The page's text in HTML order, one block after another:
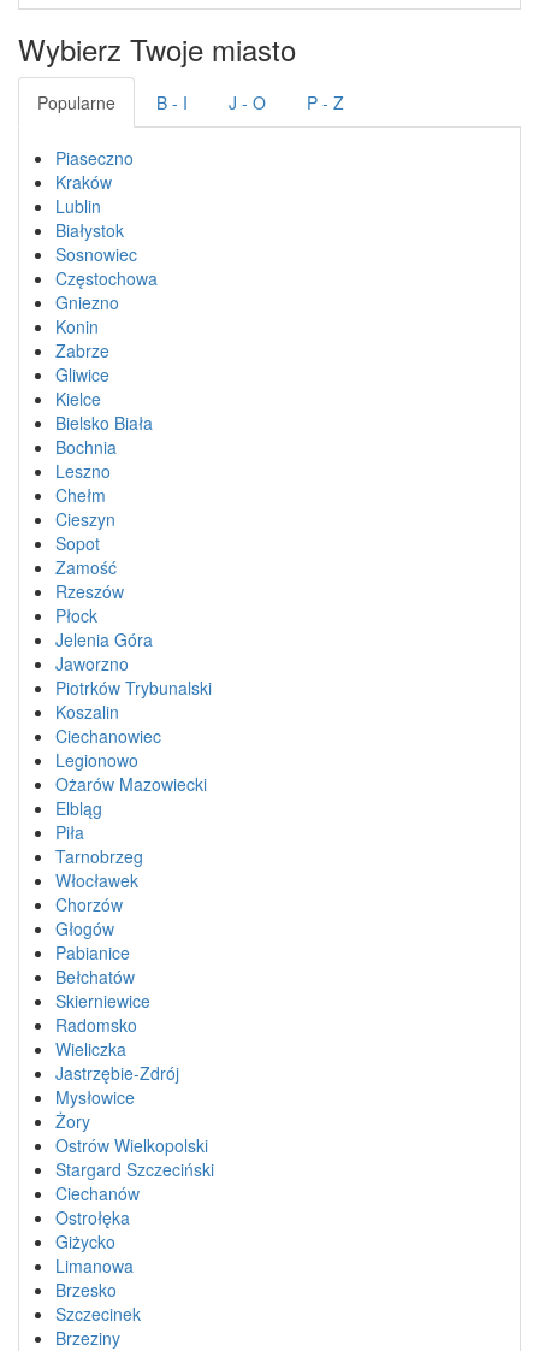
Wybierz Twoje miasto
Popularne B - I J - O P - Z
Piaseczno
Kraków
Lublin
Białystok
Sosnowiec
Częstochowa
Gniezno
Konin
Zabrze
Gliwice
Kielce
Bielsko Biała
Bochnia
Leszno
Chełm
Cieszyn
Sopot
Zamość
Rzeszów
Płock
Jelenia Góra
Jaworzno
Piotrków Trybunalski
Koszalin
Ciechanowiec
Legionowo
Ożarów Mazowiecki
Elbląg
Piła
Tarnobrzeg
Włocławek
Chorzów
Głogów
Pabianice
Bełchatów
Skierniewice
Radomsko
Wieliczka
Jastrzębie-Zdrój
Mysłowice
Żory
Ostrów Wielkopolski
Stargard Szczeciński
Ciechanów
Ostrołęka
Giżycko
Limanowa
Brzesko
Szczecinek
Brzeziny